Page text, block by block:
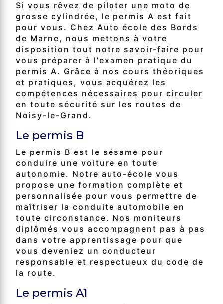
Si vous rêvez de piloter une moto de
grosse cylindrée, le permis A est fait
pour vous. Chez Auto école des Bords
de Marne, nous mettons à votre
disposition tout notre savoir-faire pour
vous préparer à l'examen pratique du
permis A. Grâce à nos cours théoriques
et pratiques, vous acquérez les
compétences nécessaires pour circuler
en toute sécurité sur les routes de
Noisy-le-Grand.
Le permis B
Le permis B est le sésame pour
conduire une voiture en toute
autonomie. Notre auto-école vous
propose une formation complète et
personnalisée pour vous permettre de
maîtriser la conduite automobile en
toute circonstance. Nos moniteurs
diplômés vous accompagnent pas à pas
dans votre apprentissage pour que
vous deveniez un conducteur
responsable et respectueux du code de
la route.
Le permis A1